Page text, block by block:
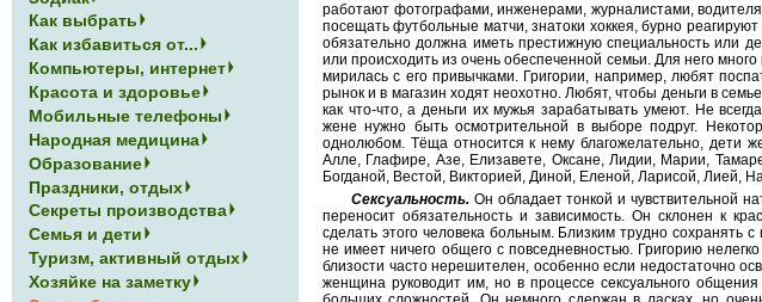
работают фотографами, инженерами, журналистами,
посещать футбольные матчи, знатоки хоккея, бурно
обязательно должна иметь престижную специальность или
или происходить из очень обеспеченной семьи. Для него
мирилась с его привычками. Григории, например, любят
рынок и в магазин ходят неохотно. Любят, чтобы деньги в
как что-что, а деньги их мужья зарабатывать умеют. Не
жене нужно быть осмотрительной в выборе подруг.
однолюбом. Тёща относится к нему благожелательно,
Алле, Глафире, Азе, Елизавете, Оксане, Лидии, Марии,
Богданой, Вестой, Викторией, Диной, Еленой, Ларисой, Лией,
Сексуальность. Он обладает тонкой и чувствительной
переносит обязательность и зависимость. Он склонен к
сделать этого человека больным. Близким трудно сохранять
не имеет ничего общего с повседневностью. Григорию
близости часто нерешителен, особенно если недостаточно
женщина руководит им, но в процессе сексуального
Как выбрать
Как избавиться от...
Компьютеры, интернет
Красота и здоровье
Мобильные телефоны
Народная медицина
Образование
Праздники, отдых
Секреты производства
Семья и дети
Туризм, активный отдых
Хозяйке на заметку